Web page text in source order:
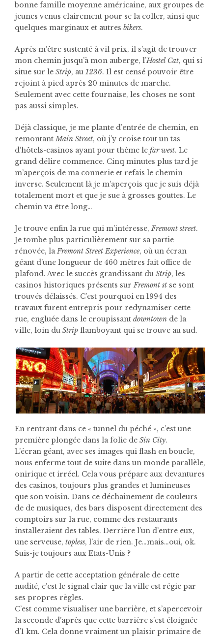
bonne famille moyenne américaine, aux groupes de
jeunes venus clairement pour se la coller, ainsi que
quelques marginaux et autres bikers.
Après m’être sustenté à vil prix, il s’agit de trouver
mon chemin jusqu’à mon auberge, l’Hostel Cat, qui si
situe sur le Strip, au 1236. Il est censé pouvoir être
rejoint à pied après 20 minutes de marche.
Seulement avec cette fournaise, les choses ne sont
pas aussi simples.
Déjà classique, je me plante d’entrée de chemin, en
remontantMain Street, où j’y croise tout un tas
d’hôtels-casinos ayant pour thème le far west. Le
grand délire commence. Cinq minutes plus tard je
m’aperçois de ma connerie et refais le chemin
inverse. Seulement là je m’aperçois que je suis déjà
totalement mort et que je sue à grosses gouttes. Le
chemin va être long…
Je trouve enfin la rue qui m’intéresse,Fremont street.
Je tombe plus particulièrement sur sa partie
rénovée, laFremont Street Experience, où un écran
géant d’une longueur de 460 mètres fait office de
plafond. Avec le succès grandissant du Strip, les
casinos historiques présents surFremont st se sont
trouvés délaissés. C’est pourquoi en 1994 des
travaux furent entrepris pour redynamiser cette
rue, engluée dans le croupissant downtown de la
ville, loin du Strip flamboyant qui se trouve au sud.
En rentrant dans ce « tunnel du péché », c’est une
première plongée dans la folie de Sin City.
L’écran géant, avec ses images qui flash en boucle,
nous enferme tout de suite dans un monde parallèle,
onirique et irréel. Cela vous prépare aux devantures
des casinos, toujours plus grandes et lumineuses
que son voisin. Dans ce déchainement de couleurs
de de musiques, des bars disposent directement des
comptoirs sur la rue, comme des restaurants
installeraient des tables. Derrière l’un d’entre eux,
une serveuse, topless, l’air de rien. Je…mais…oui, ok.
Suis-je toujours aux Etats-Unis ?
A partir de cette acceptation générale de cette
nudité, c’est le signal clair que la ville est régie par
ses propres règles.
C’est comme visualiser une barrière, et s’apercevoir
la seconde d’après que cette barrière s’est éloignée
d’1 km. Cela donne vraiment un plaisir primaire de